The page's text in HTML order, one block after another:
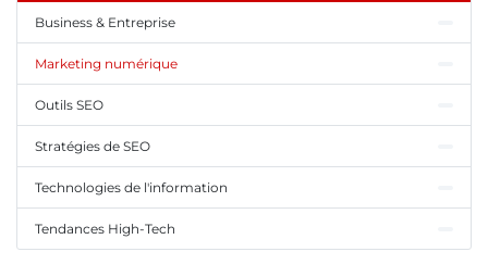
Business & Entreprise
Marketing numérique
Outils SEO
Stratégies de SEO
Technologies de l'information
Tendances High-Tech